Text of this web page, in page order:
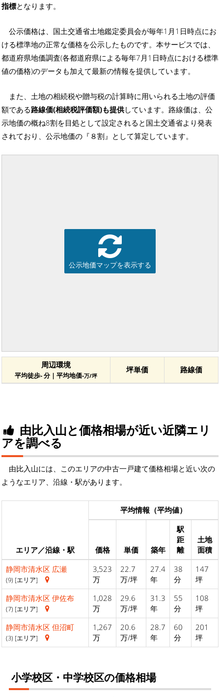
指標となります。
公示価格は、国土交通省土地鑑定委員会が毎年1月1日時点にお
ける標準地の正常な価格を公示したものです。本サービスでは、
都道府県地価調査(各都道府県による毎年7月1日時点における標準
値の価格)のデータも加えて最新の情報を提供しています。
また、土地の相続税や贈与税の計算時に用いられる土地の評価
額である路線価(相続税評価額)も提供しています。路線価は、公
示地価の概ね8割を目処として設定されると国土交通省より発表
されており、公示地価の『８割』として算定しています。
公示地価マップを表示する
周辺環境
平均徒歩- 分 | 平均地価-万/坪
坪単価 路線価
由比入山と価格相場が近い近隣エリ
アを調べる
由比入山には、このエリアの中古一戸建て価格相場と近い次の
ようなエリア、沿線・駅があります。
エリア／沿線・駅
平均情報（平均値）
価格 単価 築年
駅
距
離
土地
面積
静岡市清水区 広瀬
(9) [エリア]
3,523
万
22.7
万/坪
27.4
年
38
分
147
坪
静岡市清水区 伊佐布
(7) [エリア]
1,028
万
29.6
万/坪
31.3
年
55
分
108
坪
静岡市清水区 但沼町
(3) [エリア]
1,267
万
20.6
万/坪
28.7
年
60
分
201
坪
小学校区・中学校区の価格相場